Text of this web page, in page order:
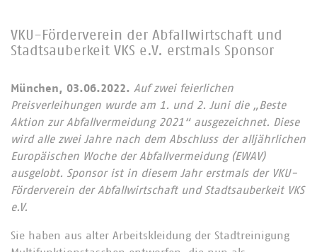
VKU-Förderverein der Abfallwirtschaft und
Stadtsauberkeit VKS e.V. erstmals Sponsor
München, 03.06.2022. Auf zwei feierlichen
Preisverleihungen wurde am 1. und 2. Juni die „Beste
Aktion zur Abfallvermeidung 2021“ ausgezeichnet. Diese
wird alle zwei Jahre nach dem Abschluss der alljährlichen
Europäischen Woche der Abfallvermeidung (EWAV)
ausgelobt. Sponsor ist in diesem Jahr erstmals der VKU-
Förderverein der Abfallwirtschaft und Stadtsauberkeit VKS
e.V.
Sie haben aus alter Arbeitskleidung der Stadtreinigung